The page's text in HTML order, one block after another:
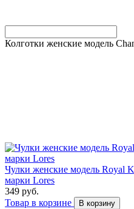
Колготки женские модель
Чулки женские модель Royal
марки Lores
349 руб.
Товар в корзине
В корзину